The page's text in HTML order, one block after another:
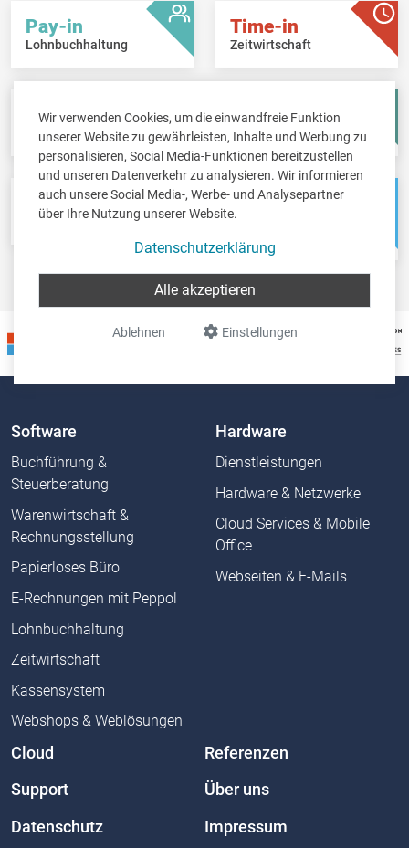
Wir verwenden Cookies, um die einwandfreie Funktion
unserer Website zu gewährleisten, Inhalte und Werbung zu
personalisieren, Social Media-Funktionen bereitzustellen
und unseren Datenverkehr zu analysieren. Wir informieren
auch unsere Social Media-, Werbe- und Analysepartner
über Ihre Nutzung unserer Website.
Datenschutzerklärung
Einstellungen
Ablehnen
Alle akzeptieren
Pay-in
Lohnbuchhaltung
Time-in
Zeitwirtschaft
Fisc-in
Steuererklärungen
Account-in
Jahresabschlüsse
Pos-in
Kassensystem
Net-in
Webshops &
Software
Buchführung &
Steuerberatung
Warenwirtschaft &
Rechnungsstellung
Papierloses Büro
E-Rechnungen mit Peppol
Lohnbuchhaltung
Zeitwirtschaft
Kassensystem
Webshops & Weblösungen
Hardware
Dienstleistungen
Hardware & Netzwerke
Cloud Services & Mobile
Office
Webseiten & E-Mails
Cloud Referenzen
Support Über uns
Datenschutz Impressum